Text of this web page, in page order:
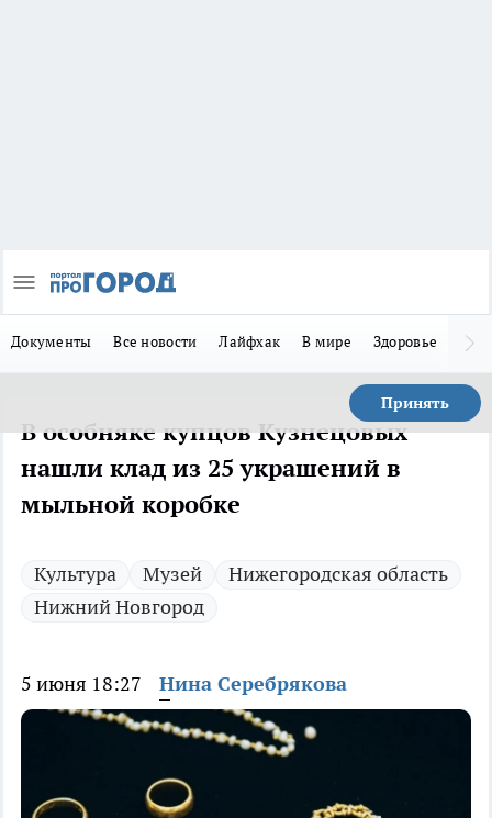
Документы Все новости Лайфхак В мире Здоровье
Принять
В особняке купцов Кузнецовых
нашли клад из 25 украшений в
мыльной коробке
Культура Музей
Нижегородская область
Нижний Новгород
5 июня 18:27 Нина Серебрякова